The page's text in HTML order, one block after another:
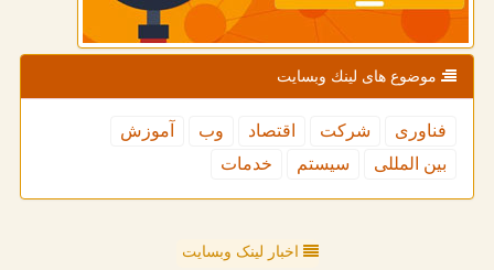
موضوع های لینك وبسایت
فناوری شركت اقتصاد وب
آموزش
بین المللی
سیستم خدمات
اخبار لینک وبسایت